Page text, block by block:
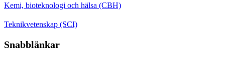
Kemi, bioteknologi och hälsa (CBH)
Teknikvetenskap (SCI)
Snabblänkar